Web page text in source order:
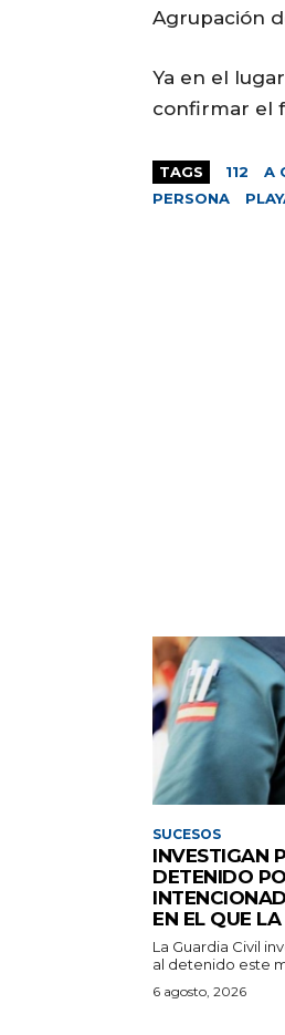
Agrupación
Ya en el
confirmar el
TAGS 112 A
PERSONA
SUCESOS
INVESTIGAN
DETENIDO
EN EL QUE
La Guardia Civil
al detenido este
6 agosto, 2026